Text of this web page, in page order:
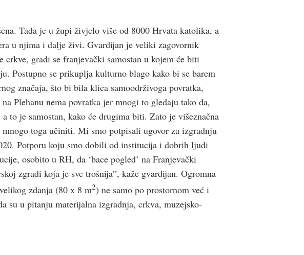
Tada je u župi živjelo više od 8000 Hrvata katolika, a
u njima i dalje živi. Gvardijan je veliki zagovornik
crkve, gradi se franjevački samostan u kojem će biti
Postupno se prikuplja kulturno blago kako bi se barem
značaja, što bi bila klica samoodrživoga povratka,
Plehanu nema povratka jer mnogi to gledaju tako da,
to je samostan, kako će drugima biti. Zato je višeznačna
toga učiniti. Mi smo potpisali ugovor za izgradnju
Potporu koju smo dobili od institucija i dobrih ljudi
osobito u RH, da ‘bace pogled’ na Franjevački
zgradi koja je sve trošnija”, kaže gvardijan. Ogromna
zdanja (80 x 8 m2) ne samo po prostornom već i
su u pitanju materijalna izgradnja, crkva, muzejsko-